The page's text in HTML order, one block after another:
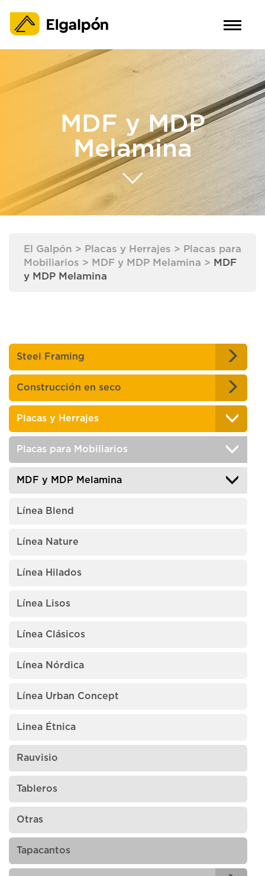
MDF y MDP
Melamina
El Galpón > Placas y Herrajes > Placas para
Mobiliarios > MDF y MDP Melamina > MDF
y MDP Melamina
Steel Framing
Construcción en seco
Placas y Herrajes
Placas para Mobiliarios
MDF y MDP Melamina
Línea Blend
Línea Nature
Línea Hilados
Línea Lisos
Línea Clásicos
Línea Nórdica
Línea Urban Concept
Linea Étnica
Rauvisio
Tableros
Otras
Tapacantos